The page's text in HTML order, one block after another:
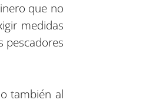
que no
medidas
pescadores
también al